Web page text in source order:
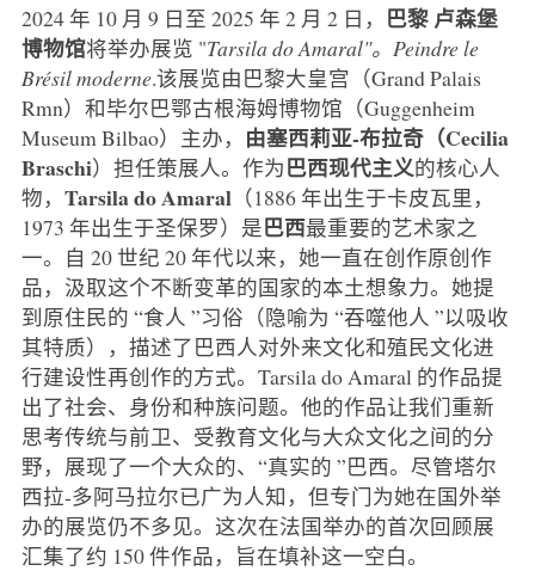
2024 年 10 月 9 日至 2025 年 2 月 2 日， 巴黎卢森堡
博物馆将举办展览 "Tarsila do Amaral"。Peindre le
Brésil moderne.该展览由巴黎大皇宫（Grand Palais
Rmn）和毕尔巴鄂古根海姆博物馆（Guggenheim
Museum Bilbao）主办， 由塞西莉亚-布拉奇（Cecilia
Braschi）担任策展人。作为巴西现代主义的核心人
物， Tarsila do Amaral （1886 年出生于卡皮瓦里，
1973 年出生于圣保罗）是巴西最重要的艺术家之
一。自 20 世纪 20 年代以来，她一直在创作原创作
品，汲取这个不断变革的国家的本土想象力。她提
到原住民的 “食人 ”习俗（隐喻为 “吞噬他人 ”以吸收
其特质），描述了巴西人对外来文化和殖民文化进
行建设性再创作的方式。Tarsila do Amaral 的作品提
出了社会、身份和种族问题。他的作品让我们重新
思考传统与前卫、受教育文化与大众文化之间的分
野，展现了一个大众的、“真实的 ”巴西。尽管塔尔
西拉-多阿马拉尔已广为人知，但专门为她在国外举
办的展览仍不多见。这次在法国举办的首次回顾展
汇集了约 150 件作品，旨在填补这一空白。